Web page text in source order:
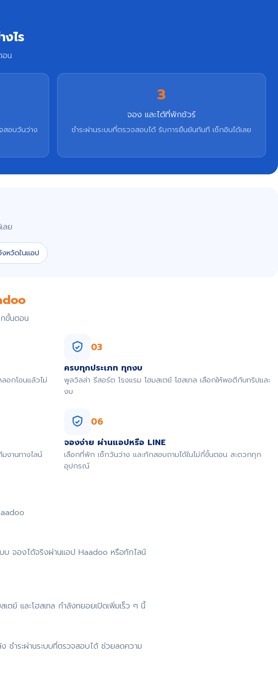
ไร
น
สอบวันว่าง
3
จอง และได้ที่พักชัวร์
ชำระผ่านระบบที่ตรวจสอบได้ รับการยืนยันทันที เช็กอินได้เลย
ลย
หวัดในแอป
ขั้นตอน
อกโอนแล้วไม่
03
ครบทุกประเภท ทุกงบ
พูลวิลล่า รีสอร์ต โรงแรม โฮมสเตย์ โฮสเทล เลือกให้พอดีกับทริปและ
งบ
งานทางไลน์
06
จองง่าย ผ่านแอปหรือ LINE
เลือกที่พัก เช็กวันว่าง และทักสอบถามได้ในไม่กี่ขั้นตอน สะดวกทุก
อุปกรณ์
จองได้จริงผ่านแอป Haadoo หรือทักไลน์
ย์ และโฮสเทล กำลังทยอยเปิดเพิ่มเร็ว ๆ นี้
ชำระผ่านระบบที่ตรวจสอบได้ ช่วยลดความ